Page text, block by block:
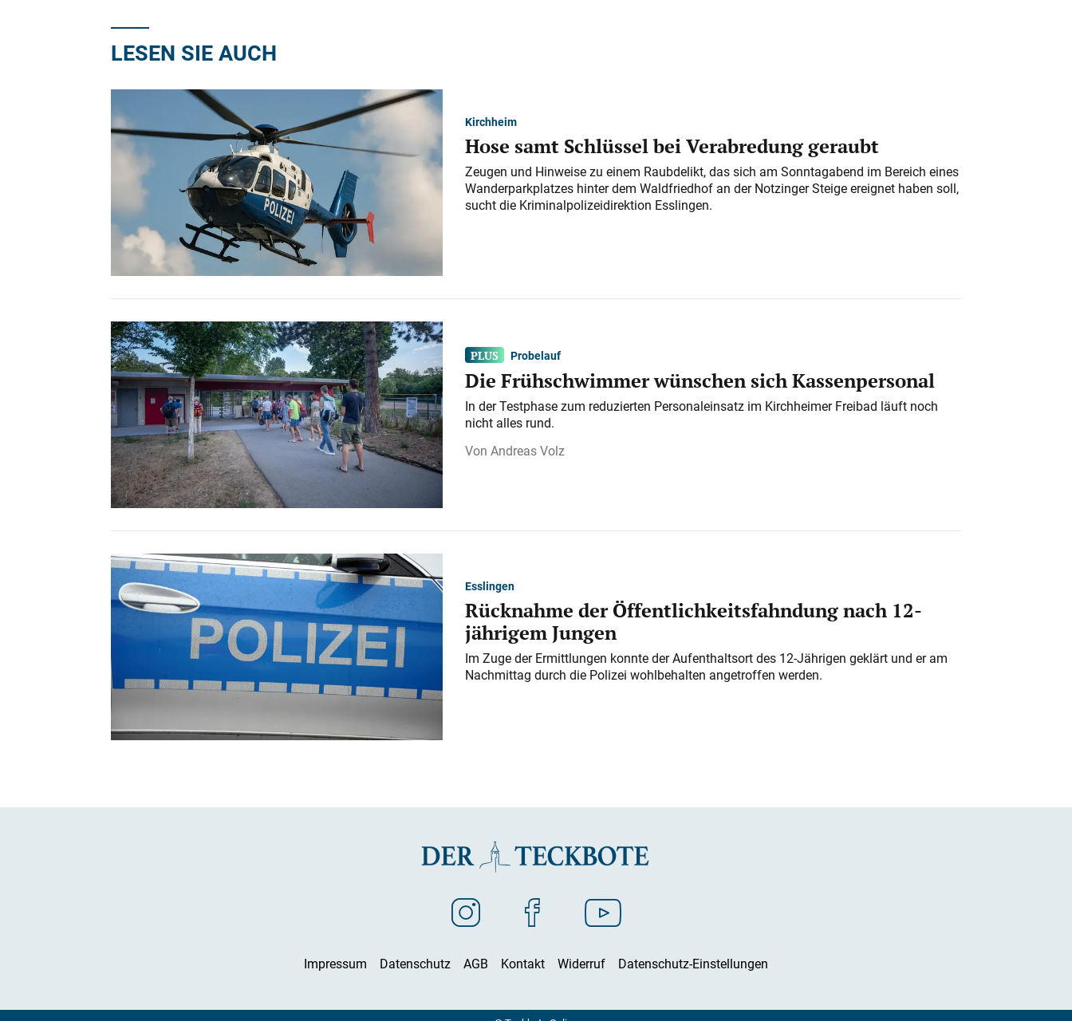
LESEN SIE AUCH
Kirchheim
Hose samt Schlüssel bei Verabredung geraubt
Zeugen und Hinweise zu einem Raubdelikt, das sich am Sonntagabend im Bereich eines
Wanderparkplatzes hinter dem Waldfriedhof an der Notzinger Steige ereignet haben soll,
sucht die Kriminalpolizeidirektion Esslingen.
Probelauf
Die Frühschwimmer wünschen sich Kassenpersonal
In der Testphase zum reduzierten Personaleinsatz im Kirchheimer Freibad läuft noch
nicht alles rund.
Andreas Volz
Esslingen
Rücknahme der Öffentlichkeitsfahndung nach 12-
jährigem Jungen
Im Zuge der Ermittlungen konnte der Aufenthaltsort des 12-Jährigen geklärt und er am
Nachmittag durch die Polizei wohlbehalten angetroffen werden.
Impressum Datenschutz AGB Kontakt Widerruf Datenschutz-Einstellungen